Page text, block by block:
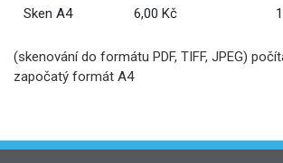
Sken A4 6,00 Kč
(skenování do formátu PDF, TIFF, JPEG)
započatý formát A4